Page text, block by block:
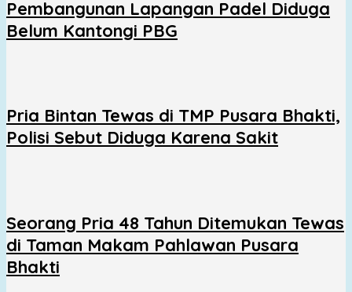
Pembangunan Lapangan Padel Diduga
Belum Kantongi PBG
Pria Bintan Tewas di TMP Pusara Bhakti,
Polisi Sebut Diduga Karena Sakit
Seorang Pria 48 Tahun Ditemukan Tewas
di Taman Makam Pahlawan Pusara
Bhakti